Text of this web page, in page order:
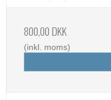
800,00 DKK
(inkl. moms)